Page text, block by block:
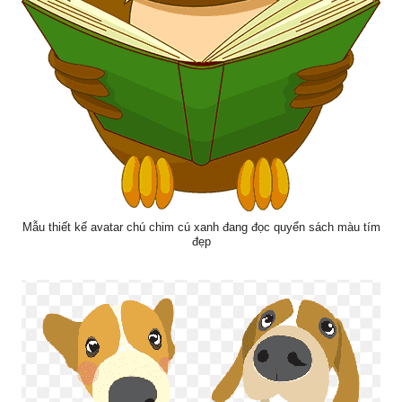
Mẫu thiết kế avatar chú chim cú xanh đang đọc quyển sách màu tím
đẹp